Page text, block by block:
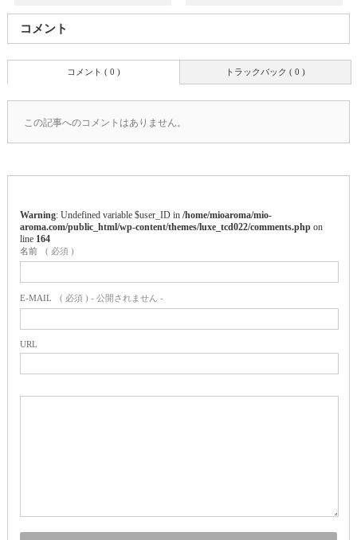
コメント
トラックバック ( 0 )
コメント ( 0 )
この記事へのコメントはありません。
Warning : Undefined variable $user_ID in /home/mioaroma/mio-
aroma.com/public_html/wp-content/themes/luxe_tcd022/comments.phpon
line 164
名前 ( 必須 )
E-MAIL ( 必須 ) - 公開されません -
URL